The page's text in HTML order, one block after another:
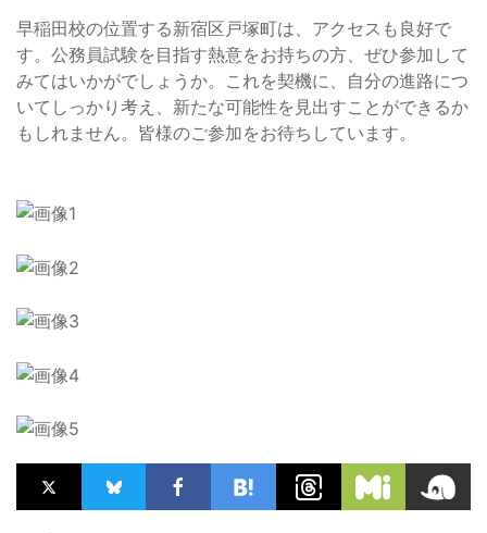
早稲田校の位置する新宿区戸塚町は、アクセスも良好で
す。公務員試験を目指す熱意をお持ちの方、ぜひ参加して
みてはいかがでしょうか。これを契機に、自分の進路につ
いてしっかり考え、新たな可能性を見出すことができるか
もしれません。皆様のご参加をお待ちしています。